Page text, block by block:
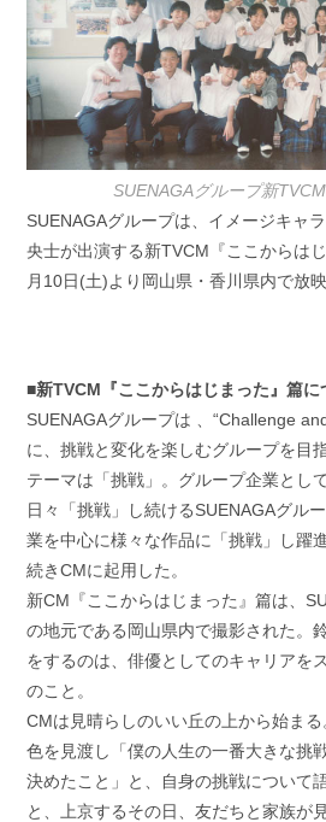
SUENAGAグループ新TVCM
SUENAGAグループは、イメージキャ
央士が出演する新TVCM『ここからは
月10日(土)より岡山県・香川県内で放映
■新TVCM『ここからはじまった』篇に
SUENAGAグループは 、“Challenge
に、挑戦と変化を楽しむグループを目
テーマは「挑戦」。グループ企業とし
日々「挑戦」し続けるSUENAGAグル
業を中心に様々な作品に「挑戦」し躍
続きCMに起用した。
新CM『ここからはじまった』篇は、
の地元である岡山県内で撮影された。
をするのは、俳優としてのキャリアを
のこと。
CMは見晴らしのいい丘の上から始ま
色を見渡し「僕の人生の一番大きな挑
決めたこと」と、自身の挑戦について
と、上京するその日、友だちと家族が